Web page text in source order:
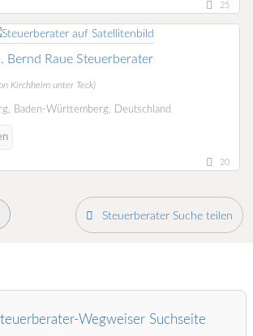
25
Bernd Raue Steuerberater
Kirchheim unter Teck)
Baden-Württemberg, Deutschland
20
Steuerberater Suche teilen
Wegweiser Suchseite